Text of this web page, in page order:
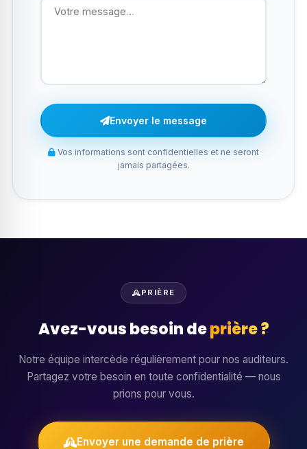
Envoyer le message
Vos informations sont confidentielles et ne seront
jamais partagées.
PRIÈRE
Avez-vous besoin deprière ?
Notre équipe intercède régulièrement pour nos auditeurs.
Partagez votre besoin en toute confidentialité — nous
prions pour vous.
Envoyer une demande de prière